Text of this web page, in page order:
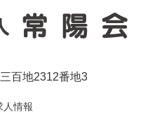
百地2312番地3
人情報